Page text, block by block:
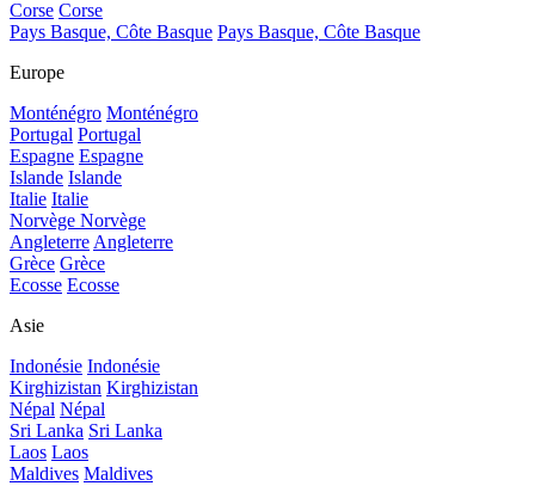
Corse Corse
Pays Basque, Côte Basque Pays Basque, Côte Basque
Europe
Monténégro Monténégro
Portugal Portugal
Espagne Espagne
Islande Islande
Italie Italie
Norvège Norvège
AngleterreAngleterre
Grèce Grèce
Ecosse Ecosse
Asie
Indonésie Indonésie
Kirghizistan Kirghizistan
Népal Népal
Sri Lanka Sri Lanka
Laos Laos
Maldives Maldives